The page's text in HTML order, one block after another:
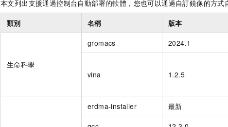
本文列出支援通過控制台自動部署的軟體，您也可以通過自訂鏡像的方式
類別 名稱 版本
生命科學
gromacs 2024.1
vina 1.2.5
erdma-installer 最新